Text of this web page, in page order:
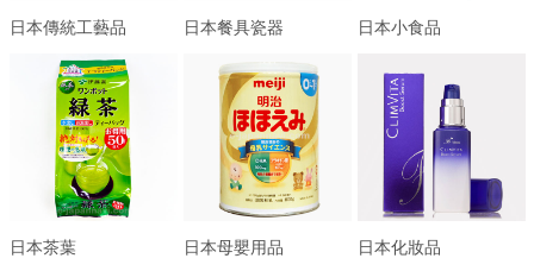
日本傳統工藝品 日本餐具瓷器 日本小食品
日本茶葉 日本母嬰用品 日本化妝品